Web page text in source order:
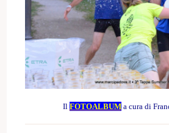
Il FOTOALBUM a cura di